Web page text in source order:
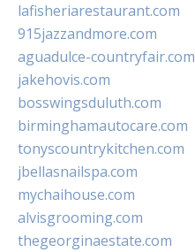
lafisheriarestaurant.com
915jazzandmore.com
aguadulce-countryfair.com
jakehovis.com
bosswingsduluth.com
birminghamautocare.com
tonyscountrykitchen.com
jbellasnailspa.com
mychaihouse.com
alvisgrooming.com
thegeorginaestate.com